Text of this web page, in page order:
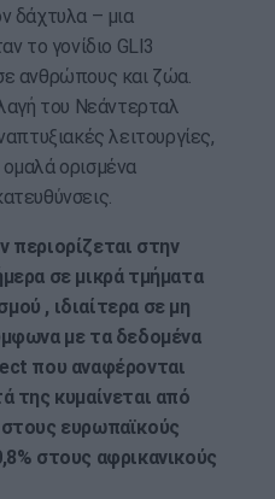
δάχτυλα – μια
το γονίδιο GLI3
ανθρώπους και ζώα.
του Νεάντερταλ
λειτουργίες,
ορισμένα
περιορίζεται στην
σε μικρά τμήματα
, ιδιαίτερα σε μη
με τα δεδομένα
που αναφέρονται
της κυμαίνεται από
ευρωπαϊκούς
στους αφρικανικούς